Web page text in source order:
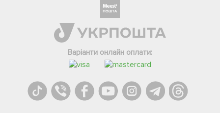
Варіанти онлайн оплати:
Телеграм
Вайбер
Онлайн чат